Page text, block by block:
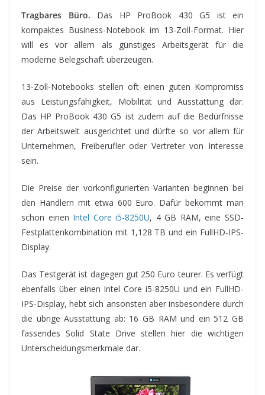
Tragbares Büro. Das HP ProBook 430 G5 ist ein
kompaktes Business-Notebook im 13-Zoll-Format. Hier
will es vor allem als günstiges Arbeitsgerät für die
moderne Belegschaft überzeugen.
13-Zoll-Notebooks stellen oft einen guten Kompromiss
aus Leistungsfähigkeit, Mobilität und Ausstattung dar.
Das HP ProBook 430 G5 ist zudem auf die Bedürfnisse
der Arbeitswelt ausgerichtet und dürfte so vor allem für
Unternehmen, Freiberufler oder Vertreter von Interesse
sein.
Die Preise der vorkonfigurierten Varianten beginnen bei
den Händlern mit etwa 600 Euro. Dafür bekommt man
schon einen Intel Core i5-8250U, 4 GB RAM, eine SSD-
Festplattenkombination mit 1,128 TB und ein FullHD-IPS-
Display.
Das Testgerät ist dagegen gut 250 Euro teurer. Es verfügt
ebenfalls über einen Intel Core i5-8250U und ein FullHD-
IPS-Display, hebt sich ansonsten aber insbesondere durch
die übrige Ausstattung ab: 16 GB RAM und ein 512 GB
fassendes Solid State Drive stellen hier die wichtigen
Unterscheidungsmerkmale dar.